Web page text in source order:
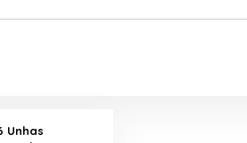
Unhas